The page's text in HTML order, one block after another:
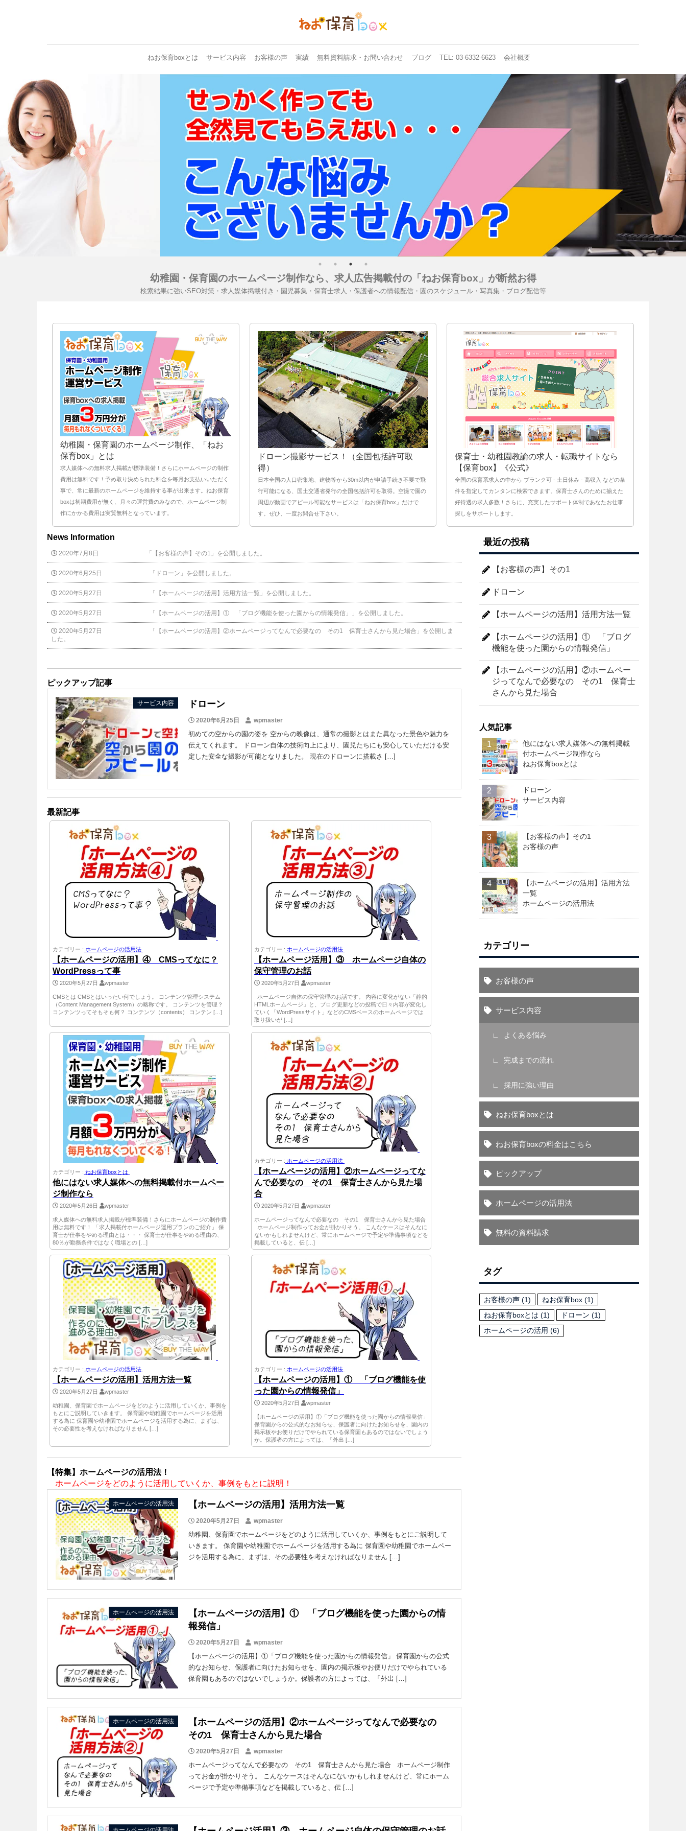
ねお保育boxとは サービス内容 お客様の声 実績 無料資料請求・お問い合わせ ブログ TEL: 03-6332-6623 会社概要
幼稚園・保育園のホームページ制作なら、求人広告掲載付の「ねお保育box」が断然お得
検索結果に強いSEO対策・求人媒体掲載付き・園児募集・保育士求人・保護者への情報配信・園のスケジュール・写真集・ブログ配信等
幼稚園・保育園のホームページ制作、「ねお
保育box」とは
求人媒体への無料求人掲載が標準装備！さらにホームページの制作
費用は無料です！予め取り決められた料金を毎月お支払いいただく
事で、常に最新のホームページを維持する事が出来ます。ねお保育
boxは初期費用が無く、月々の運営費のみなので、ホームページ制
作にかかる費用は実質無料となっています。
ドローン撮影サービス！（全国包括許可取
得）
日本全国の人口密集地、建物等から30m以内が申請手続き不要で飛
行可能になる、国土交通省発行の全国包括許可を取得。空撮で園の
周辺が動画でアピール可能なサービスは「ねお保育box」だけで
す。ぜひ、一度お問合せ下さい。
保育士・幼稚園教諭の求人・転職サイトなら
【保育box】《公式》
全国の保育系求人の中から ブランク可 - 土日休み - 高収入 などの条
件を指定してカンタンに検索できます。保育士さんのために揃えた
好待遇の求人多数！さらに、充実したサポート体制であなたお仕事
探しをサポートします。
News Information
2020年7月8日 「【お客様の声】その1」を公開しました。
2020年6月25日 「ドローン」を公開しました。
2020年5月27日 「【ホームページの活用】活用方法一覧」を公開しました。
2020年5月27日 「【ホームページの活用】① 「ブログ機能を使った園からの情報発信」」を公開しました。
2020年5月27日
「【ホームページの活用】②ホームページってなんで必要なの その1 保育士さんから見た場合」を公開しま
した。
ピックアップ記事
サービス内容 ドローン
2020年6月25日 wpmaster
初めての空からの園の姿を 空からの映像は、通常の撮影とはまた異なった景色や魅力を
伝えてくれます。 ドローン自体の技術向上により、園児たちにも安心していただける安
定した安全な撮影が可能となりました。 現在のドローンに搭載さ […]
最新記事
カテゴリー : ホームページの活用法
【ホームページの活用】④ CMSってなに？
WordPressって事
2020年5月27日 wpmaster
CMSとは CMSとはいったい何でしょう。 コンテンツ管理システム
（Content Management System）の略称です。 コンテンツを管理？
コンテンツってそもそも何？ コンテンツ（contents） コンテン […]
カテゴリー : ホームページの活用法
【ホームページ活用】③ ホームページ自体の
保守管理のお話
2020年5月27日 wpmaster
ホームページ自体の保守管理のお話です。 内容に変化がない「静的
HTMLホームページ」と、ブログ更新などの投稿で日々内容が変化し
ていく「WordPressサイト」などのCMSベースのホームページでは
取り扱いが […]
カテゴリー : ねお保育boxとは
他にはない求人媒体への無料掲載付ホームペー
ジ制作なら
2020年5月26日 wpmaster
求人媒体への無料求人掲載が標準装備！さらにホームページの制作費
用は無料です！ 「求人掲載付ホームページ運用プランのご紹介」 保
育士が仕事をやめる理由とは・・・ 保育士が仕事をやめる理由の、
80％が勤務条件ではなく職場との […]
カテゴリー : ホームページの活用法
【ホームページの活用】②ホームページってな
んで必要なの その1 保育士さんから見た場
合
2020年5月27日 wpmaster
ホームページってなんで必要なの その1 保育士さんから見た場合
ホームページ制作ってお金が掛かりそう。 こんなケースはそんなに
ないかもしれませんけど、常にホームページで予定や準備事項などを
掲載していると、伝 […]
カテゴリー : ホームページの活用法
【ホームページの活用】活用方法一覧
2020年5月27日 wpmaster
幼稚園、保育園でホームページをどのように活用していくか、事例を
もとにご説明していきます。 保育園や幼稚園でホームページを活用
する為に 保育園や幼稚園でホームページを活用する為に、まずは、
その必要性を考えなければなりません […]
カテゴリー : ホームページの活用法
【ホームページの活用】① 「ブログ機能を使
った園からの情報発信」
2020年5月27日 wpmaster
【ホームページの活用】①「ブログ機能を使った園からの情報発信」
保育園からの公式的なお知らせ、保護者に向けたお知らせを、園内の
掲示板やお便りだけでやられている保育園もあるのではないでしょう
か。保護者の方によっては、「外出 […]
【特集】ホームページの活用法！
ホームページをどのように活用していくか、事例をもとに説明！
ホームページの活用法 【ホームページの活用】活用方法一覧
2020年5月27日 wpmaster
幼稚園、保育園でホームページをどのように活用していくか、事例をもとにご説明して
いきます。 保育園や幼稚園でホームページを活用する為に 保育園や幼稚園でホームペー
ジを活用する為に、まずは、その必要性を考えなければなりません […]
ホームページの活用法
【ホームページの活用】① 「ブログ機能を使った園からの情
報発信」
2020年5月27日 wpmaster
【ホームページの活用】①「ブログ機能を使った園からの情報発信」 保育園からの公式
的なお知らせ、保護者に向けたお知らせを、園内の掲示板やお便りだけでやられている
保育園もあるのではないでしょうか。保護者の方によっては、「外出 […]
ホームページの活用法
【ホームページの活用】②ホームページってなんで必要なの
その1 保育士さんから見た場合
2020年5月27日 wpmaster
ホームページってなんで必要なの その1 保育士さんから見た場合 ホームページ制作
ってお金が掛かりそう。 こんなケースはそんなにないかもしれませんけど、常にホーム
ページで予定や準備事項などを掲載していると、伝 […]
最近の投稿
【お客様の声】その1
ドローン
【ホームページの活用】活用方法一覧
【ホームページの活用】① 「ブログ
機能を使った園からの情報発信」
【ホームページの活用】②ホームペー
ジってなんで必要なの その1 保育士
さんから見た場合
人気記事
1
他にはない求人媒体への無料掲載
付ホームページ制作なら
ねお保育boxとは
2
ドローン
サービス内容
3
【お客様の声】その1
お客様の声
4
【ホームページの活用】活用方法
一覧
ホームページの活用法
カテゴリー
お客様の声
サービス内容
よくある悩み
完成までの流れ
採用に強い理由
ねお保育boxとは
ねお保育boxの料金はこちら
ピックアップ
ホームページの活用法
無料の資料請求
タグ
お客様の声(1) ねお保育box(1)
ねお保育boxとは (1) ドローン (1)
ホームページの活用 (6)